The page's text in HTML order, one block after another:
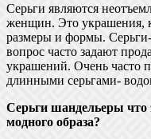
Серьги являются
женщин. Это украшения,
размеры и формы.
вопрос часто задают
украшений. Очень часто
длинными серьгами-
Серьги шандельеры что
модного образа?